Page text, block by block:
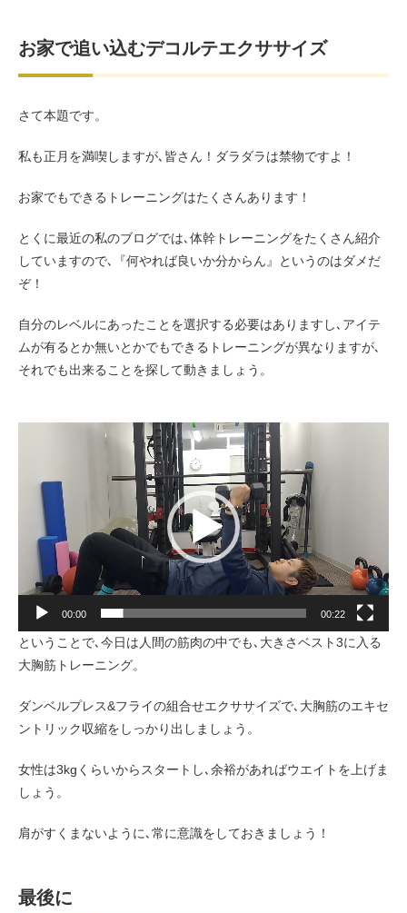
お家で追い込むデコルテエクササイズ
さて本題です。
私も正月を満喫しますが､皆さん！ダラダラは禁物ですよ！
お家でもできるトレーニングはたくさんあります！
とくに最近の私のブログでは､体幹トレーニングをたくさん紹介
していますので､『何やれば良いか分からん』というのはダメだ
ぞ！
自分のレベルにあったことを選択する必要はありますし､アイテ
ムが有るとか無いとかでもできるトレーニングが異なりますが､
それでも出来ることを探して動きましょう。
00:00 00:22
ということで､今日は人間の筋肉の中でも､大きさベスト3に入る
大胸筋トレーニング。
ダンベルプレス&フライの組合せエクササイズで､大胸筋のエキセ
ントリック収縮をしっかり出しましょう。
女性は3kgくらいからスタートし､余裕があればウエイトを上げま
しょう。
肩がすくまないように､常に意識をしておきましょう！
最後に